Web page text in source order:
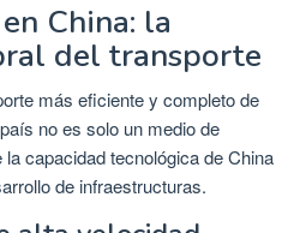
China: la
del transporte
más eficiente y completo de
no es solo un medio de
capacidad tecnológica de China
de infraestructuras.